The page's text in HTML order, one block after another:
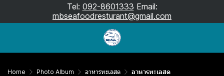
Tel: 092-8601333 Email:
mbseafoodresturant@gmail.com
Home Photo Album อาหารทะเลสด อาหารทะเลสด